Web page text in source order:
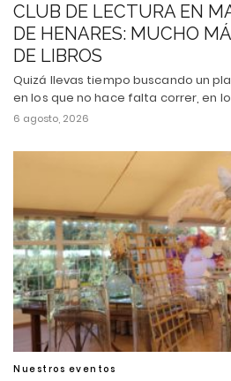
CLUB DE LECTURA EN
DE HENARES: MUCHO
DE LIBROS
Quizá llevas tiempo buscando un
en los que no hace falta correr, en
6 agosto, 2026
Nuestros eventos